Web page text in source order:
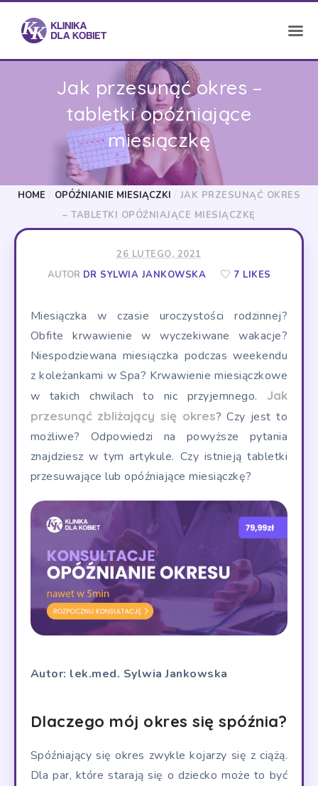
Jak przesunąć okres –
tabletki opóźniające
miesiączkę
HOME / OPÓŹNIANIE MIESIĄCZKI / JAK PRZESUNĄĆ OKRES
– TABLETKI OPÓŹNIAJĄCE MIESIĄCZKĘ
26 LUTEGO, 2021
AUTOR DR SYLWIA JANKOWSKA 7 LIKES
Miesiączka w czasie uroczystości rodzinnej?
Obfite krwawienie w wyczekiwane wakacje?
Niespodziewana miesiączka podczas weekendu
z koleżankami w Spa? Krwawienie miesiączkowe
w takich chwilach to nic przyjemnego. Jak
przesunąć zbliżający się okres? Czy jest to
możliwe? Odpowiedzi na powyższe pytania
znajdziesz w tym artykule. Czy istnieją tabletki
przesuwające lub opóźniające miesiączkę?
Autor: lek.med. Sylwia Jankowska
Dlaczego mój okres się spóźnia?
Spóźniający się okres zwykle kojarzy się z ciążą.
Dla par, które starają się o dziecko może to być